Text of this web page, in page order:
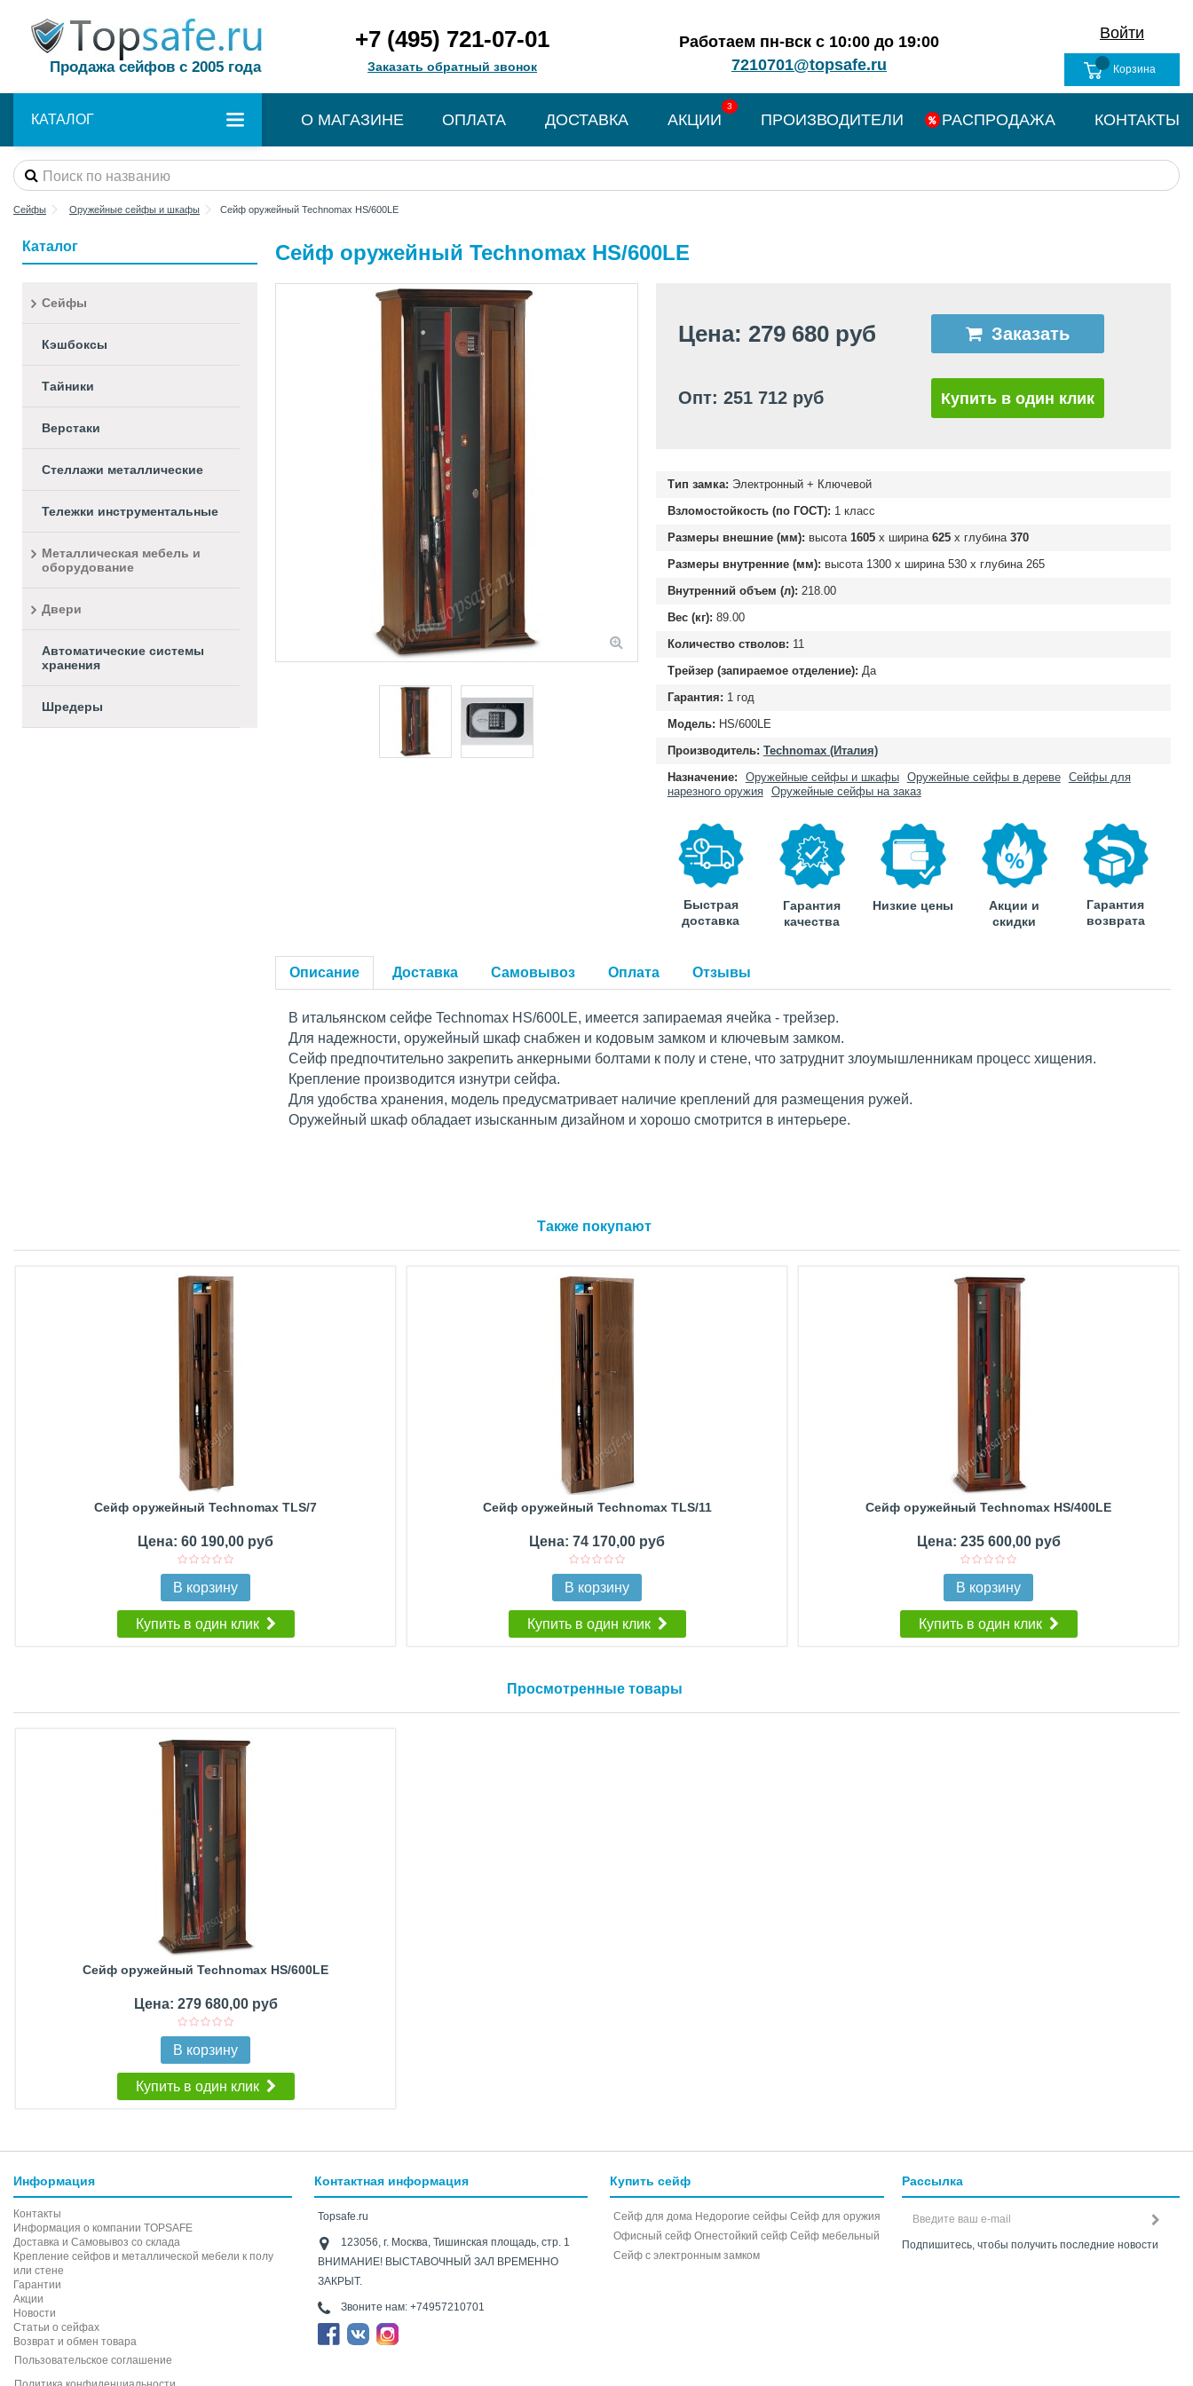
Продажа сейфов с 2005 года
Войти
Корзина
Работаем пн-вск с 10:00 до 19:00
7210701@topsafe.ru
+7 (495) 721-07-01
Заказать обратный звонок
КАТАЛОГ О МАГАЗИНЕ ОПЛАТА ДОСТАВКА
3
АКЦИИ ПРОИЗВОДИТЕЛИ РАСПРОДАЖА КОНТАКТЫ
Сейфы Оружейные сейфы и шкафы Сейф оружейный Technomax HS/600LE
Каталог
Сейфы
Кэшбоксы
Тайники
Верстаки
Стеллажи металлические
Тележки инструментальные
Металлическая мебель и
оборудование
Двери
Автоматические системы
хранения
Шредеры
Сейф оружейный Technomax HS/600LE
Цена: 279 680 руб
Опт: 251 712 руб
Заказать
Купить в один клик
Тип замка: Электронный + Ключевой
Взломостойкость (по ГОСТ): 1 класс
Размеры внешние (мм): высота 1605х ширина 625х глубина 370
Размеры внутренние (мм): высота 1300х ширина 530х глубина 265
Внутренний объем (л): 218.00
Вес (кг): 89.00
Количество стволов: 11
Трейзер (запираемое отделение): Да
Гарантия: 1 год
Модель: HS/600LE
Производитель: Technomax (Италия)
Назначение:
Оружейные сейфы и шкафы Оружейные сейфы в дереве
Сейфы для
нарезного оружия
Оружейные сейфы на заказ
Быстрая
доставка
Гарантия
качества
Низкие цены
Акции и
скидки
Гарантия
возврата
Описание Доставка Самовывоз Оплата Отзывы
В итальянском сейфе Technomax HS/600LE, имеется запираемая ячейка - трейзер.
Для надежности, оружейный шкаф снабжен и кодовым замком и ключевым замком.
Сейф предпочтительно закрепить анкерными болтами к полу и стене, что затруднит злоумышленникам процесс хищения.
Крепление производится изнутри сейфа.
Для удобства хранения, модель предусматривает наличие креплений для размещения ружей.
Оружейный шкаф обладает изысканным дизайном и хорошо смотрится в интерьере.
Также покупают
Сейф оружейный Technomax TLS/7
Цена: 60 190,00 руб
В корзину
Купить в один клик
Сейф оружейный Technomax TLS/11
Цена: 74 170,00 руб
В корзину
Купить в один клик
Сейф оружейный Technomax HS/400LE
Цена: 235 600,00 руб
В корзину
Купить в один клик
Просмотренные товары
Сейф оружейный Technomax HS/600LE
Цена: 279 680,00 руб
В корзину
Купить в один клик
Информация
Контакты
Информация о компании TOPSAFE
Доставка и Самовывоз со склада
Крепление сейфов и металлической мебели к полу
или стене
Гарантии
Акции
Новости
Статьи о сейфах
Возврат и обмен товара
Пользовательское соглашение
Контактная информация
Topsafe.ru
123056, г. Москва, Тишинская площадь, стр. 1
ВНИМАНИЕ! ВЫСТАВОЧНЫЙ ЗАЛ ВРЕМЕННО
ЗАКРЫТ.
Звоните нам: +74957210701
Купить сейф
Сейф для дома Недорогие сейфы Сейф для оружия
Офисный сейф Огнестойкий сейф Сейф мебельный
Cейф с электронным замком
Рассылка
Подпишитесь, чтобы получить последние новости